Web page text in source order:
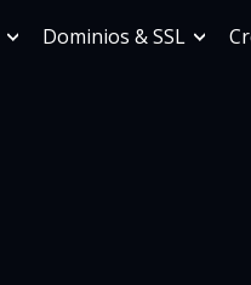
Dominios & SSL